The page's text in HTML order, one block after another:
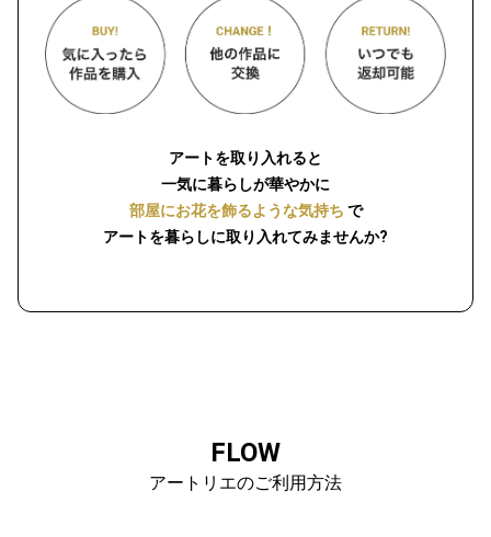
アートを取り入れると
一気に暮らしが華やかに
部屋にお花を飾るような気持ち で
アートを暮らしに取り入れてみませんか?
FLOW
アートリエのご利用方法